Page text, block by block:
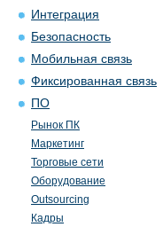
Интеграция
Безопасность
Мобильная связь
Фиксированная связь
ПО
Рынок ПК
Маркетинг
Торговые сети
Оборудование
Outsourcing
Кадры